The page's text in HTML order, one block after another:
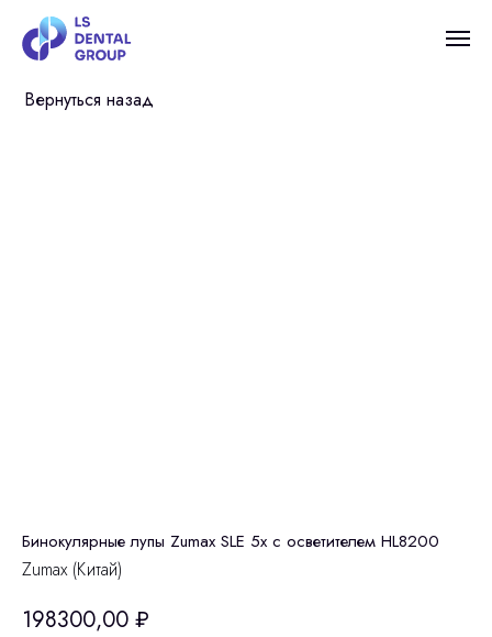
Вернуться назад
Бинокулярные лупы Zumax SLE 5x c осветителем HL8200
Zumax (Китай)
198300,00 ₽